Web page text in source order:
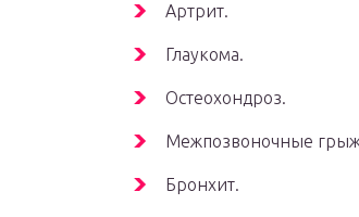
Артрит.
Глаукома.
Остеохондроз.
Межпозвоночные
Бронхит.